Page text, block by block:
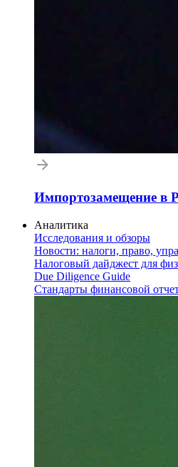
Импортозамещение в
Аналитика
Исследования и обзоры
Новости: налоги, право,
Налоговый дайджест для
Due Diligence Guide
Стандарты финансовой